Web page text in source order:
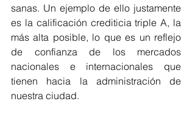
sanas. Un ejemplo de ello justamente
es la calificación crediticia triple A, la
más alta posible, lo que es un reflejo
de confianza de los mercados
nacionales e internacionales que
tienen hacia la administración de
nuestra ciudad.